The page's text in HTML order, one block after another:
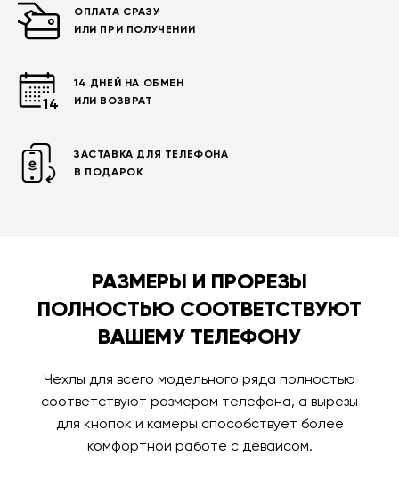
ОПЛАТА СРАЗУ
ИЛИ ПРИ ПОЛУЧЕНИИ
14 ДНЕЙ НА ОБМЕН
ИЛИ ВОЗВРАТ
ЗАСТАВКА ДЛЯ ТЕЛЕФОНА
В ПОДАРОК
РАЗМЕРЫ И ПРОРЕЗЫ
ПОЛНОСТЬЮ СООТВЕТСТВУЮТ
ВАШЕМУ ТЕЛЕФОНУ
Чехлы для всего модельного ряда полностью
соответствуют размерам телефона, а вырезы
для кнопок и камеры способствует более
комфортной работе с девайсом.